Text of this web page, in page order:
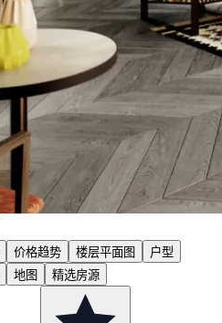
价格趋势 楼层平面图
户型
地图 精选房源